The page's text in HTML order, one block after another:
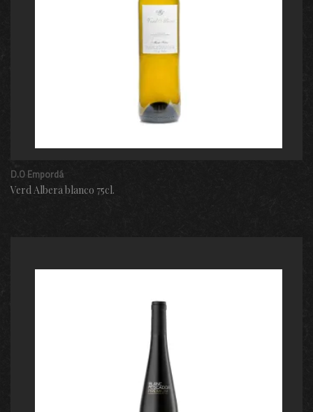
D.O Empordá
Verd Albera blanco 75cl.